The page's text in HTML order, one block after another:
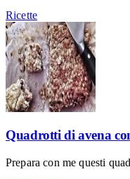
Ricette
Quadrotti di avena
Prepara con me questi